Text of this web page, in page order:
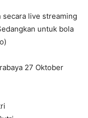
secara live streaming
untuk bola
27 Oktober